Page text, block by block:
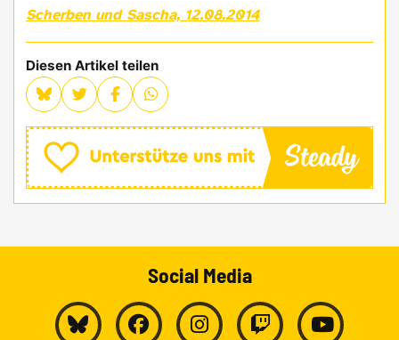
Scherben und Sascha, 12.08.2014
Diesen Artikel teilen
Social Media